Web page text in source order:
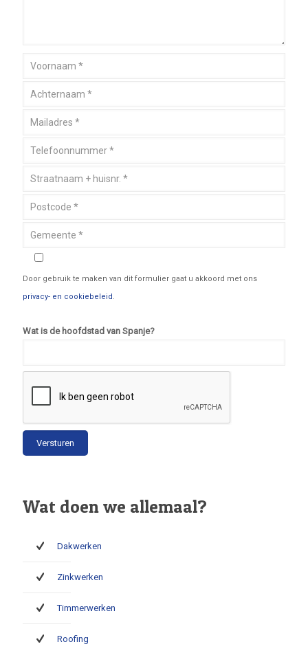
Door gebruik te maken van dit formulier gaat u akkoord met ons
privacy- en cookiebeleid.
Wat is de hoofdstad van Spanje?
Wat doen we allemaal?
Dakwerken
Zinkwerken
Timmerwerken
Roofing